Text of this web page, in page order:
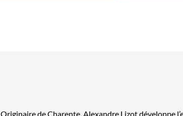
Originaire de Charente, Alexandre Lizot développe